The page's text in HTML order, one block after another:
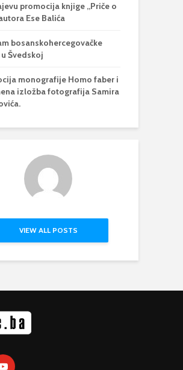
promocija knjige „Priče o
Ese Balića
bosanskohercegovačke
Švedskoj
monografije Homo faber i
izložba fotografija Samira
VIEW ALL POSTS